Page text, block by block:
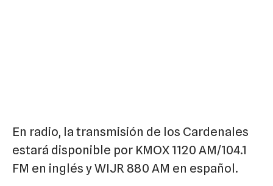
En radio, la transmisión de los Cardenales
estará disponible por KMOX 1120 AM/104.1
FM en inglés y WIJR 880 AM en español.